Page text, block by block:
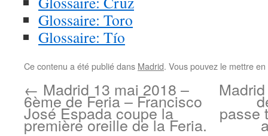
Glossaire: Toro
Glossaire: Tío
Ce contenu a été publié dans Madrid. Vous pouvez le mettre
← Madrid 13 mai 2018 –
6ème de Feria – Francisco
José Espada coupe la
première oreille de la Feria.
passe